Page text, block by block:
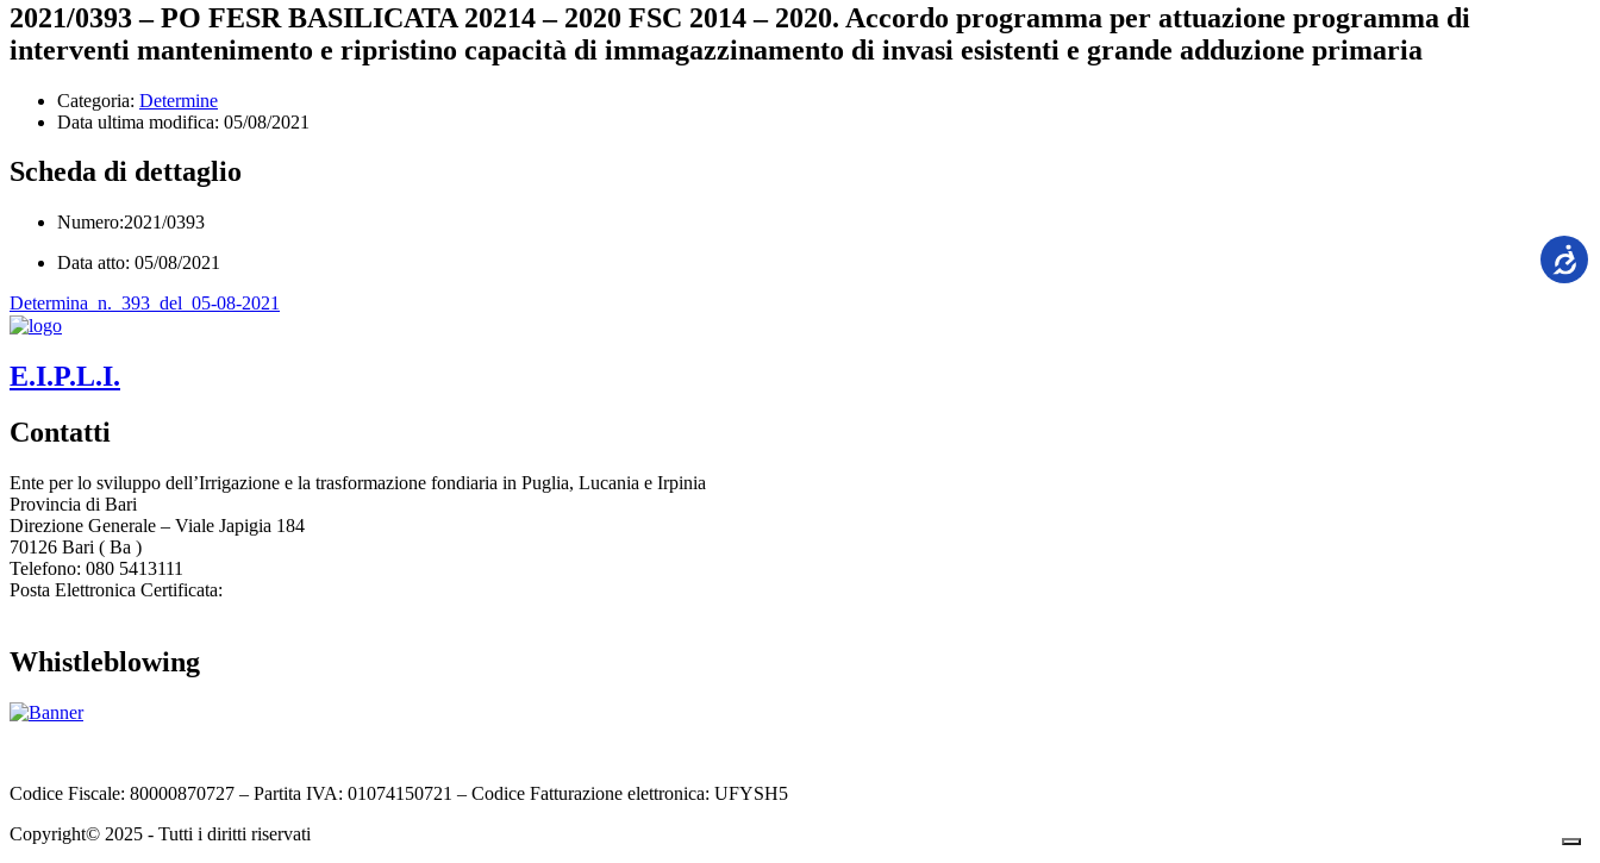
2021/0393 – PO FESR BASILICATA 20214 – 2020 FSC 2014 – 2020. Accordo programma per attuazione programma di
interventi mantenimento e ripristino capacità di immagazzinamento di invasi esistenti e grande adduzione primaria
Categoria: Determine
Data ultima modifica: 05/08/2021
Scheda di dettaglio
Numero:2021/0393
Data atto: 05/08/2021
Determina_n._393_del_05-08-2021
E.I.P.L.I.
Contatti
Ente per lo sviluppo dell’Irrigazione e la trasformazione fondiaria in Puglia, Lucania e Irpinia
Provincia di Bari
Direzione Generale – Viale Japigia 184
70126 Bari ( Ba )
Telefono: 080 5413111
Posta Elettronica Certificata:
Whistleblowing
Codice Fiscale: 80000870727 – Partita IVA: 01074150721 – Codice Fatturazione elettronica: UFYSH5
Copyright© 2025 - Tutti i diritti riservati